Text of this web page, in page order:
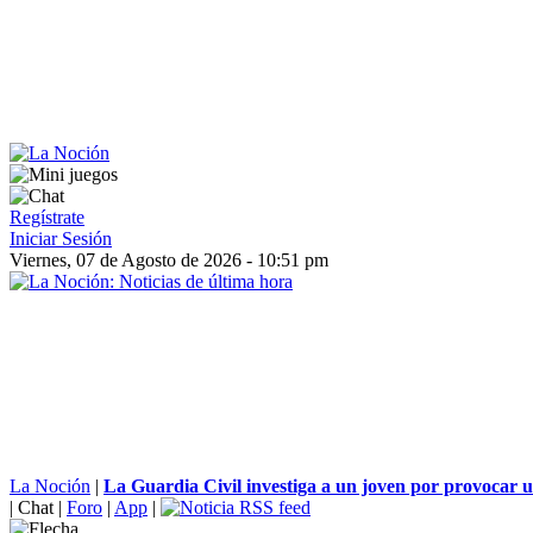
Regístrate
Iniciar Sesión
Viernes, 07 de Agosto de 2026 - 10:51 pm
La Noción | La Guardia Civil investiga a un joven por provocar
| Chat | Foro | App |